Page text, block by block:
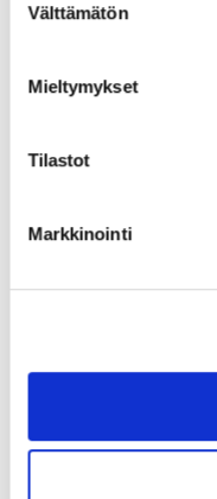
valinta
Välttämätön
Mieltymykset
Tilastot
Markkinointi